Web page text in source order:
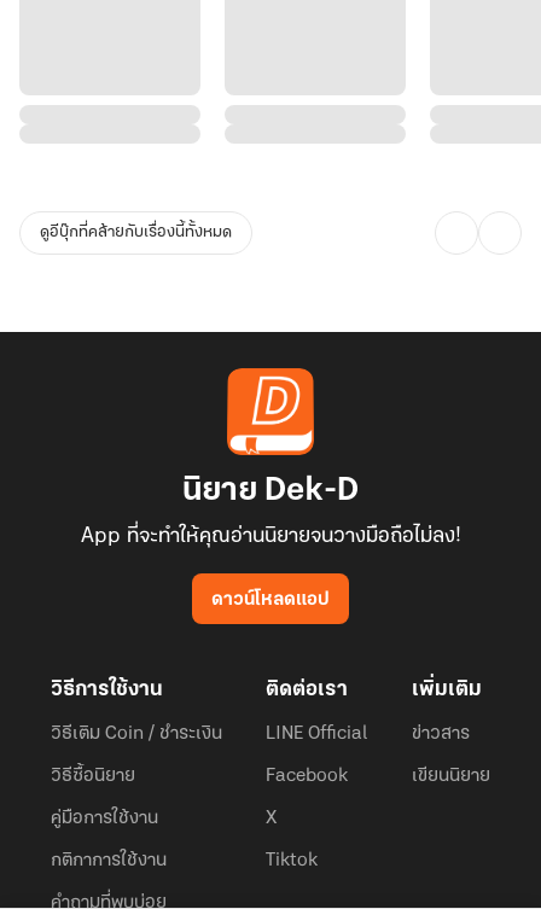
ดูอีบุ๊กที่คล้ายกับเรื่องนี้ทั้งหมด
นิยาย Dek-D
App ที่จะทำให้คุณอ่านนิยายจนวางมือถือไม่ลง!
ดาวน์โหลดแอป
วิธีการใช้งาน
วิธีเติม Coin / ชำระเงิน
วิธีซื้อนิยาย
คู่มือการใช้งาน
กติกาการใช้งาน
คำถามที่พบบ่อย
ติดต่อเรา
LINE Official
Facebook
X
Tiktok
เพิ่มเติม
ข่าวสาร
เขียนนิยาย